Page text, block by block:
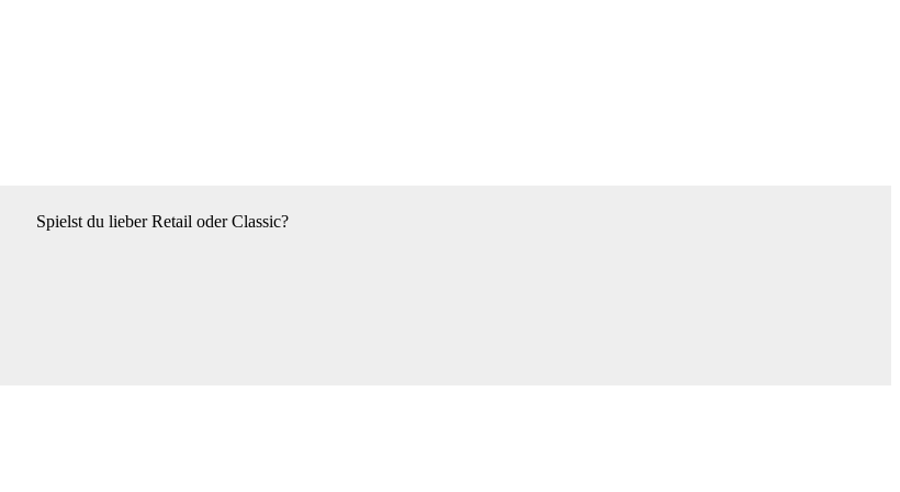
Spielst du lieber Retail oder Classic?